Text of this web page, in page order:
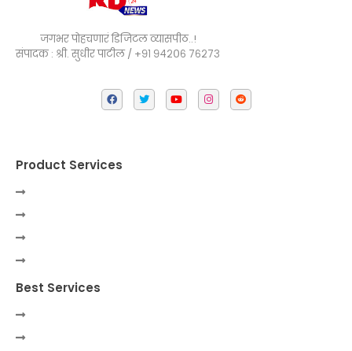
जगभर पोहचणारं डिजिटल व्यासपीठ..!
संपादक : श्री. सुधीर पाटील / +९१ ९४२०६ ७६२७३
Product Services
Best Services